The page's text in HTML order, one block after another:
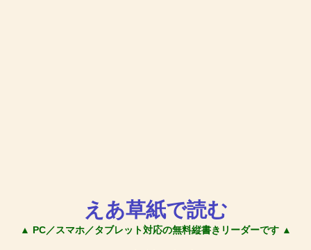
えあ草紙で読む
▲ PC／スマホ／タブレット対応の無料縦書きリーダーです ▲